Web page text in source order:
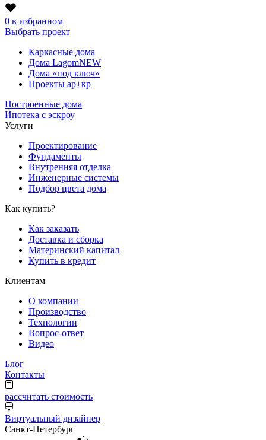
0 в избранном
Выбрать проект
Каркасные дома
Дома LagomNEW
Дома «под ключ»
Проекты ар+кр
Построенные дома
Ипотека с эскроу
Услуги
Проектирование
Фундаменты
Внутренняя отделка
Инженерные системы
Подбор цвета дома
Как купить?
Как заказать
Доставка и сборка
Материнский капитал
Купить в кредит
Клиентам
О компании
Производство
Технологии
Вопрос-ответ
Видео
Блог
Контакты
рассчитать стоимость
Виртуальный дизайнер
Санкт-Петербург